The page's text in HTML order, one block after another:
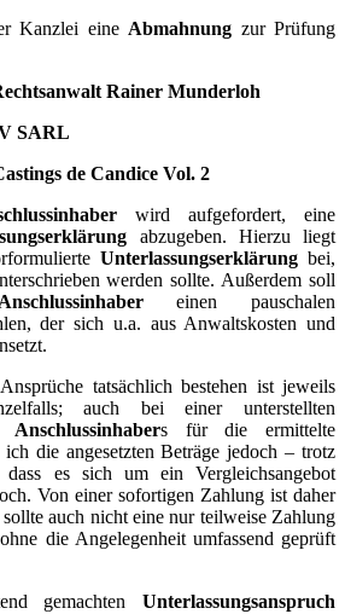
Kanzlei eine Abmahnung zur Prüfung
Rainer Munderloh
SARL
de Candice Vol. 2
wird aufgefordert, eine
abzugeben. Hierzu liegt
Unterlassungserklärung bei,
werden sollte. Außerdem soll
einen pauschalen
der sich u.a. aus Anwaltskosten und
tatsächlich bestehen ist jeweils
auch bei einer unterstellten
Anschlussinhabers für die ermittelte
ich die angesetzten Beträge jedoch – trotz
es sich um ein Vergleichsangebot
Von einer sofortigen Zahlung ist daher
sollte auch nicht eine nur teilweise Zahlung
die Angelegenheit umfassend geprüft
gemachten Unterlassungsanspruch